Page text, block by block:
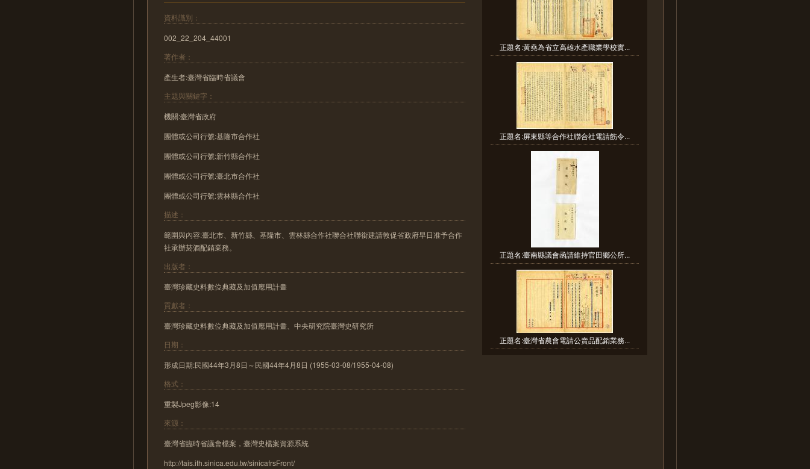
資料識別：
002_22_204_44001
著作者：
產生者:臺灣省臨時省議會
主題與關鍵字：
機關:臺灣省政府
團體或公司行號:基隆市合作社
團體或公司行號:新竹縣合作社
團體或公司行號:臺北市合作社
團體或公司行號:雲林縣合作社
描述：
範圍與內容:臺北市、新竹縣、基隆市、雲林縣合作社聯合社聯銜建請敦促省政府早日准予合作
社承辦菸酒配銷業務。
出版者：
臺灣珍藏史料數位典藏及加值應用計畫
貢獻者：
臺灣珍藏史料數位典藏及加值應用計畫、中央研究院臺灣史研究所
日期：
形成日期:民國44年3月8日～民國44年4月8日 (1955-03-08/1955-04-08)
格式：
重製Jpeg影像:14
來源：
臺灣省臨時省議會檔案，臺灣史檔案資源系統
http://tais.ith.sinica.edu.tw/sinicafrsFront/
正題名:黃堯為省立高雄水產職業學校實...
正題名:屏東縣等合作社聯合社電請飭令...
正題名:臺南縣議會函請維持官田鄉公所...
正題名:臺灣省農會電請公賣品配銷業務...